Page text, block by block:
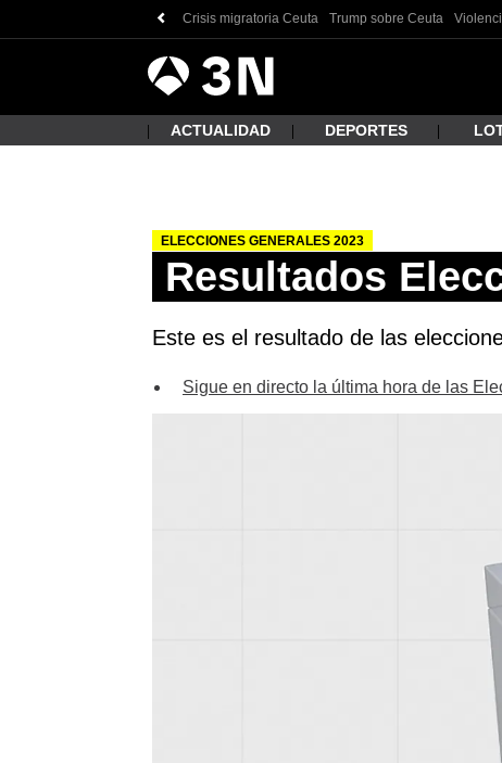
Crisis migratoria Ceuta Trump sobre Ceuta
3
Noticias
¿Qué
ACTUALIDAD DEPORTES
ELECCIONES GENERALES 2023
Resultados
Este es el resultado de las
Sigue en directo la última hora de las